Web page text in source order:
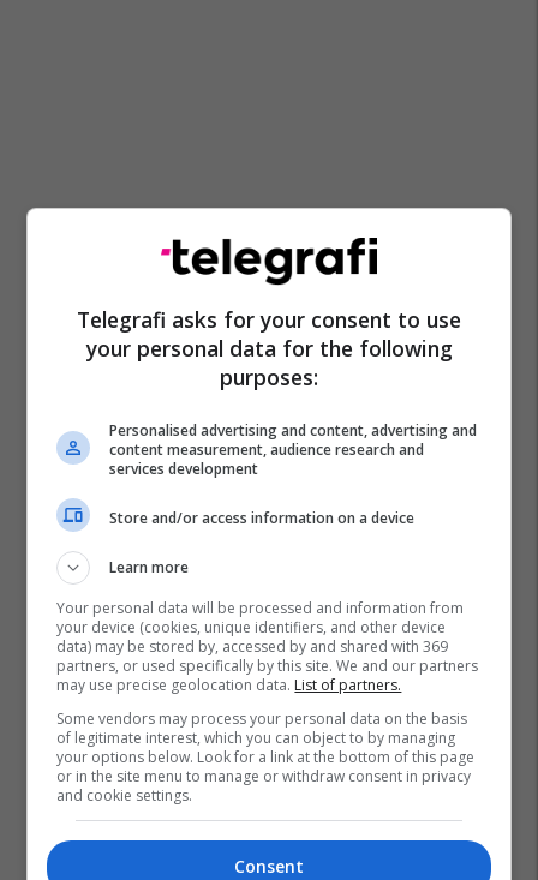
Telegrafi asks for your consent to use
your personal data for the following
purposes:
Personalised advertising and content, advertising and
content measurement, audience research and
services development
Store and/or access information on a device
Learn more
Your personal data will be processed and information from
your device (cookies, unique identifiers, and other device
data) may be stored by, accessed by and shared with 369
partners, or used specifically by this site. We and our partners
may use precise geolocation data. List of partners.
Some vendors may process your personal data on the basis
of legitimate interest, which you can object to by managing
your options below. Look for a link at the bottom of this page
or in the site menu to manage or withdraw consent in privacy
and cookie settings.
Consent